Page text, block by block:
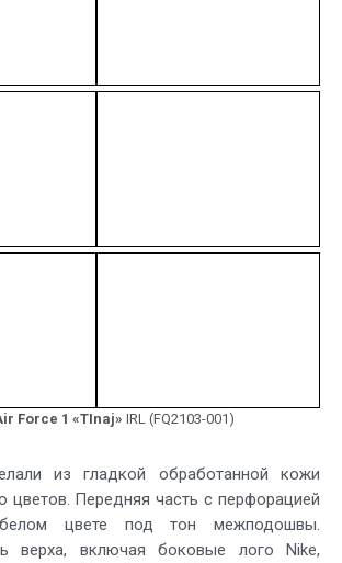
Force 1 «TInaj» IRL (FQ2103-001)
из гладкой обработанной кожи
цветов. Передняя часть с перфорацией
цвете под тон межподошвы.
верха, включая боковые лого Nike,